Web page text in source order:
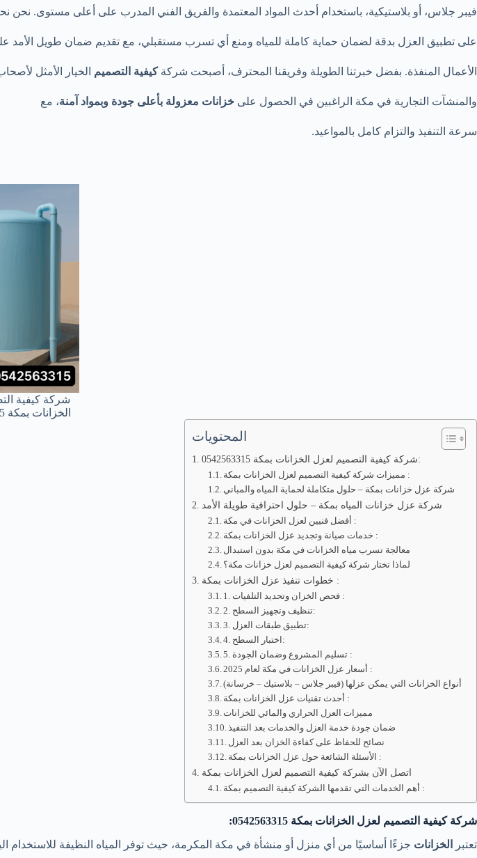
فيبر جلاس، أو بلاستيكية، باستخدام أحدث المواد المعتمدة والفريق الفني المدرب على أعلى مستوى. نحن
على تطبيق العزل بدقة لضمان حماية كاملة للمياه ومنع أي تسرب مستقبلي، مع تقديم ضمان طويل الأمد
الأعمال المنفذة. بفضل خبرتنا الطويلة وفريقنا المحترف، أصبحت شركةكيفية التصميم الخيار الأمثل
والمنشآت التجارية في مكة الراغبين في الحصول على خزانات معزولة بأعلى جودة وبمواد آمنة، مع
سرعة التنفيذ والتزام كامل بالمواعيد.
شركة كيفية
الخزانات بمكة 0542563315
المحتويات
شركة كيفية التصميم لعزل الخزانات بمكة 0542563315:
مميزات شركة كيفية التصميم لعزل الخزانات بمكة :
شركة عزل خزانات بمكة – حلول متكاملة لحماية المياه والمباني
شركة عزل خزانات المياه بمكة – حلول احترافية طويلة الأمد
أفضل فنيين لعزل الخزانات في مكة :
خدمات صيانة وتجديد عزل الخزانات بمكة :
معالجة تسرب مياه الخزانات في مكة بدون استبدال
لماذا تختار شركة كيفية التصميم لعزل خزانات مكة؟
خطوات تنفيذ عزل الخزانات بمكة :
1. فحص الخزان وتحديد التلفيات :
2. تنظيف وتجهيز السطح:
3. تطبيق طبقات العزل:
4. اختبار السطح:
5. تسليم المشروع وضمان الجودة :
أسعار عزل الخزانات في مكة لعام 2025 :
أنواع الخزانات التي يمكن عزلها (فيبر جلاس – بلاستيك – خرسانة)
أحدث تقنيات عزل الخزانات بمكة :
مميزات العزل الحراري والمائي للخزانات
ضمان جودة خدمة العزل والخدمات بعد التنفيذ
نصائح للحفاظ على كفاءة الخزان بعد العزل
الأسئلة الشائعة حول عزل الخزانات بمكة :
اتصل الآن بشركة كيفية التصميم لعزل الخزانات بمكة
أهم الخدمات التي تقدمها الشركة كيفية التصميم بمكة :
شركة كيفية التصميم لعزل الخزانات بمكة 0542563315:
تعتبر
الخزانات جزءًا أساسيًا من أي منزل أو منشأة في مكة المكرمة، حيث توفر المياه النظيفة للاستخدام